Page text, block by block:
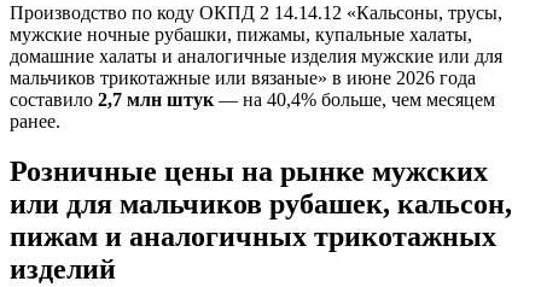
Производство по коду ОКПД 2 14.14.12 «Кальсоны, трусы,
мужские ночные рубашки, пижамы, купальные халаты,
домашние халаты и аналогичные изделия мужские или для
мальчиков трикотажные или вязаные» в июне 2026 года
составило 2,7 млн штук — на 40,4% больше, чем месяцем
ранее.
Розничные цены на рынке мужских
или для мальчиков рубашек, кальсон,
пижам и аналогичных трикотажных
изделий